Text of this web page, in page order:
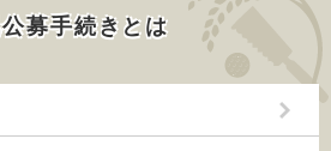
募手続きとは